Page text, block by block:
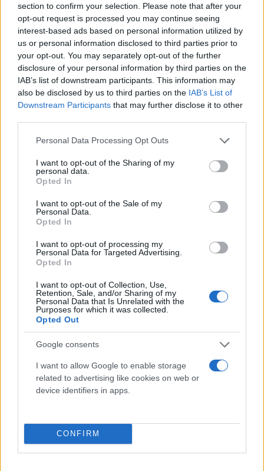
section to confirm your selection. Please note that after your
opt-out request is processed you may continue seeing
interest-based ads based on personal information utilized by
us or personal information disclosed to third parties prior to
your opt-out. You may separately opt-out of the further
disclosure of your personal information by third parties on the
IAB’s list of downstream participants. This information may
also be disclosed by us to third parties on the IAB’s List of
Downstream Participants that may further disclose it to other
Please note that this website/app uses one or more Google
not limited to your visit or usage behaviour. You may click to
grant or deny consent to Google and its third-party tags to
use your data for below specified purposes in below Google
consent section.
Personal Data Processing Opt Outs
I want to opt-out of the Sharing of my
personal data.
Opted In
I want to opt-out of the Sale of my
Personal Data.
Opted In
I want to opt-out of processing my
Personal Data for Targeted Advertising.
Opted In
I want to opt-out of Collection, Use,
Retention, Sale, and/or Sharing of my
Personal Data that Is Unrelated with the
Purposes for which it was collected.
Opted Out
Google consents
I want to allow Google to enable storage
related to advertising like cookies on web or
device identifiers in apps.
CONFIRM
Ο υπουργός Υγείας της Αρμενίας, Anahit Avanesyan,
δήλωσε ότι ορισμένοι έχασαν τη ζωή τους κατά τη
διάρκεια του εξαντλητικού και αργού ταξιδιού
μέσω του ορεινού διαδρόμου προς την Αρμενία
που διήρκεσε έως και 40 ώρες. Είχαν προηγηθεί
Αζερμπαϊτζάν που άφησε πολλούς να υποφέρουν
από υποσιτισμό και έλλειψη φαρμάκων.
Ο Sergey Astsetryan, 40 ετών, ένας από τους
που εγκατέλειψε την περιοχή με το δικό του όχημα
την Κυριακή, είπε ότι ορισμένοι ηλικιωμένοι
αποφάσισαν να μείνουν, προσθέτοντας ότι άλλοι
μπορεί να επιστρέψουν εάν δουν ότι είναι ασφαλές
για τους Αρμένιους να ζουν υπό την κυριαρχία του
Αζερμπαϊτζάν .